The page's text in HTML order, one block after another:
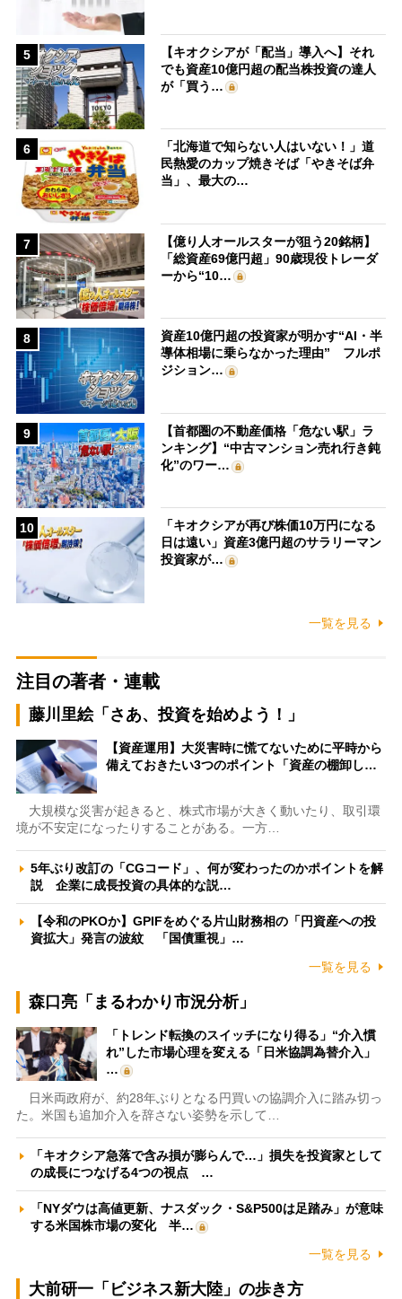
5
【キオクシアが「配当」導入へ】それ
でも資産10億円超の配当株投資の達人
が「買う…
6
「北海道で知らない人はいない！」道
民熱愛のカップ焼きそば「やきそば弁
当」、最大の…
7
【億り人オールスターが狙う20銘柄】
「総資産69億円超」90歳現役トレーダ
ーから“10…
8
資産10億円超の投資家が明かす“AI・半
導体相場に乗らなかった理由” フルポ
ジション…
9
【首都圏の不動産価格「危ない駅」ラ
ンキング】“中古マンション売れ行き鈍
化”のワー…
10
「キオクシアが再び株価10万円になる
日は遠い」資産3億円超のサラリーマン
投資家が…
一覧を見る
注目の著者・連載
藤川里絵「さあ、投資を始めよう！」
【資産運用】大災害時に慌てないために平時から
備えておきたい3つのポイント「資産の棚卸し…
大規模な災害が起きると、株式市場が大きく動いたり、取引環
境が不安定になったりすることがある。一方…
5年ぶり改訂の「CGコード」、何が変わったのかポイントを解
説 企業に成長投資の具体的な説…
【令和のPKOか】GPIFをめぐる片山財務相の「円資産への投
資拡大」発言の波紋 「国債重視」…
一覧を見る
森口亮「まるわかり市況分析」
「トレンド転換のスイッチになり得る」“介入慣
れ”した市場心理を変える「日米協調為替介入」
…
日米両政府が、約28年ぶりとなる円買いの協調介入に踏み切っ
た。米国も追加介入を辞さない姿勢を示して…
「キオクシア急落で含み損が膨らんで…」損失を投資家として
の成長につなげる4つの視点 …
「NYダウは高値更新、ナスダック・S&P500は足踏み」が意味
する米国株市場の変化 半…
一覧を見る
大前研一「ビジネス新大陸」の歩き方